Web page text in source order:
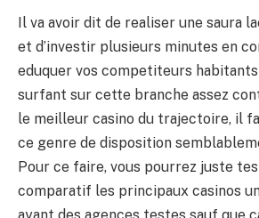
Il va avoir dit de realiser une saura
et d’investir plusieurs minutes en
eduquer vos competiteurs habitants
surfant sur cette branche assez
le meilleur casino du trajectoire, il
ce genre de disposition
Pour ce faire, vous pourrez juste
comparatif les principaux casinos